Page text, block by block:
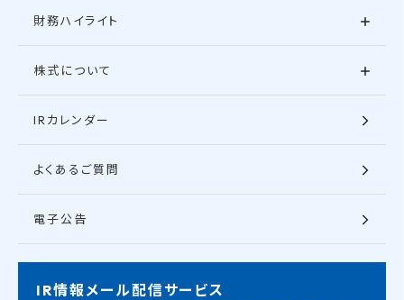
財務ハイライト
株式について
IRカレンダー
よくあるご質問
電子公告
IR情報メール配信サービス